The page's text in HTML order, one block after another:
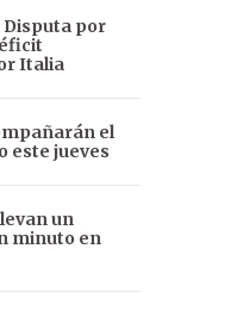
Disputa por
Italia
el
este jueves
un
minuto en